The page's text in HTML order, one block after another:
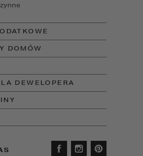
DOMÓW
DEWELOPERA